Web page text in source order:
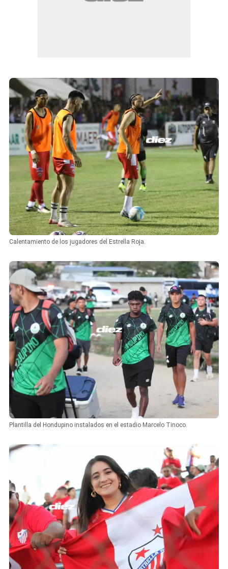
Calentamiento de los jugadores del Estrella Roja.
Plantilla del Hondupino instalados en el estadio Marcelo Tinoco.